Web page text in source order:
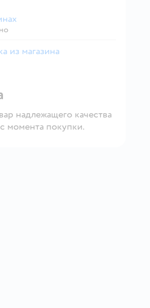
из магазина
надлежащего качества
момента покупки.